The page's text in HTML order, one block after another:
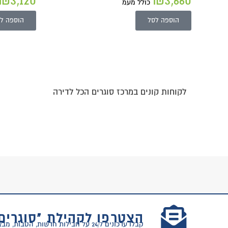
כולל מעמ
הוספה לסל הוספה
לקוחות קונים במרכז סוגרים הכל לדירה
הצטרפו לקהילת
קבלו עדכונים 24/7 על חבילות חדשות, הטבות, מבצעים וטיפים למעבר דירה!